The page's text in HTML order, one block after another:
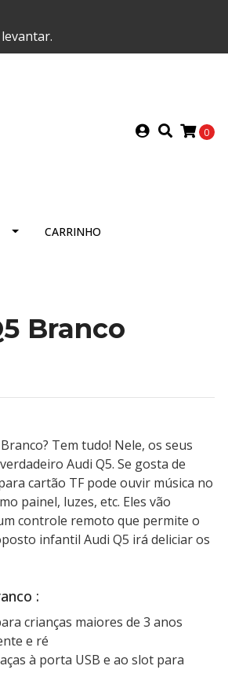
0
CARRINHO
Branco
Tem tudo! Nele, os seus
Audi Q5. Se gosta de
cartão TF pode ouvir música no
painel, luzes, etc. Eles vão
controle remoto que permite o
infantil Audi Q5 irá deliciar os
:
crianças maiores de 3 anos
e ré
à porta USB e ao slot para